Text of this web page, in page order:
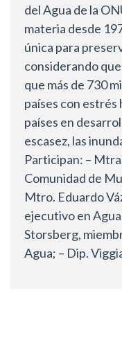
del Agua de la
materia desde
única para
considerando
que más de 730
países con
países en
escasez, las
Participan: –
Comunidad de
Mtro. Eduardo
ejecutivo en
Storsberg,
Agua; – Dip.